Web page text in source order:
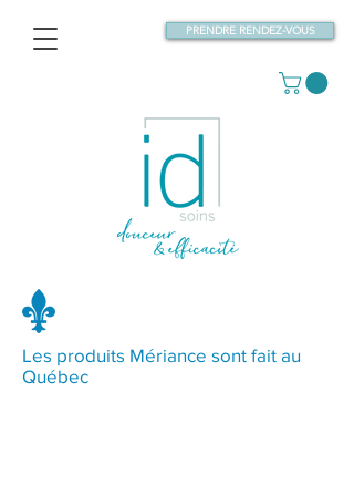
PRENDRE RENDEZ-VOUS
Les produits Mériance sont fait au
Québec